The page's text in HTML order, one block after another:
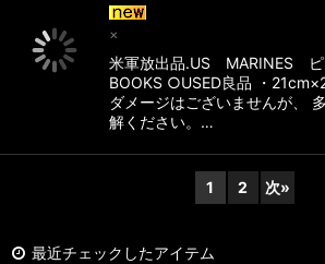
×
米軍放出品.US MARINES
BOOKS ○USED良品 ・
ダメージはございませんが、
解ください。…
1 2 次»
最近チェックしたアイテム